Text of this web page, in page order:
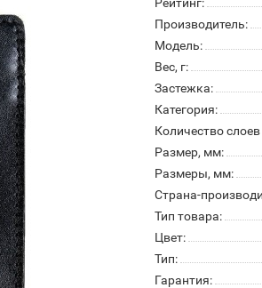
Производитель:
Модель:
Вес, г:
Застежка:
Категория:
Количество
Размер, мм:
Размеры, мм:
Страна-
Тип товара:
Цвет:
Тип:
Гарантия: